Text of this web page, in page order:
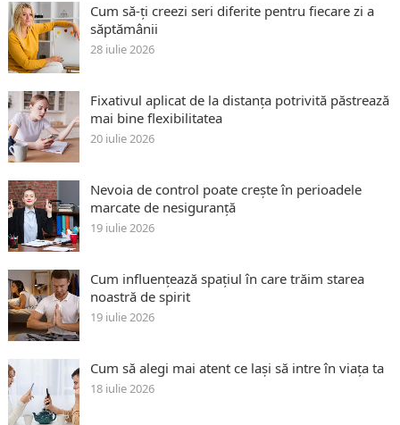
Cum să-ți creezi seri diferite pentru fiecare zi a
săptămânii
28 iulie 2026
Fixativul aplicat de la distanța potrivită păstrează
mai bine flexibilitatea
20 iulie 2026
Nevoia de control poate crește în perioadele
marcate de nesiguranță
19 iulie 2026
Cum influențează spațiul în care trăim starea
noastră de spirit
19 iulie 2026
Cum să alegi mai atent ce lași să intre în viața ta
18 iulie 2026